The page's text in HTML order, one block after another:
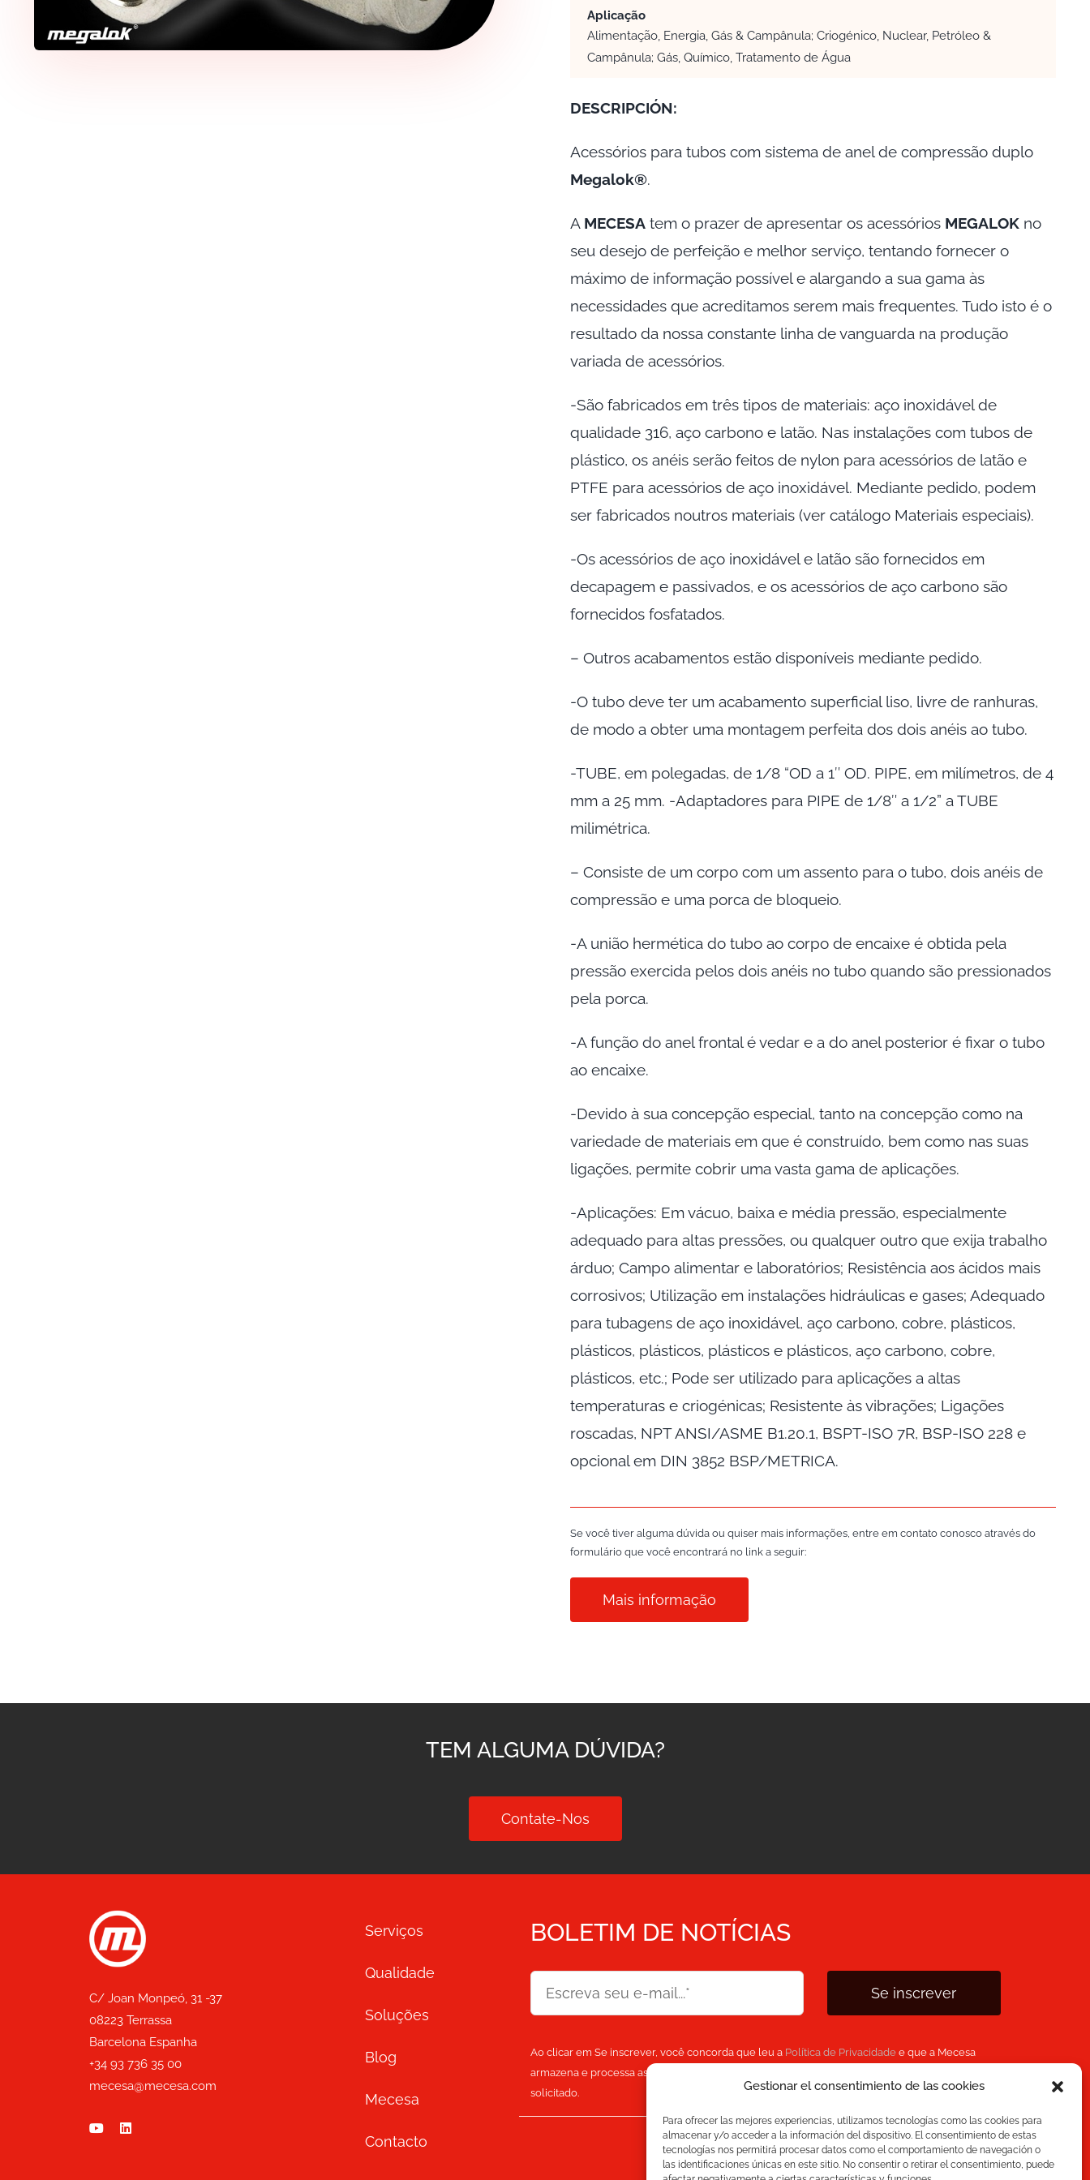
Gestionar el consentimiento de las cookies
Para ofrecer las mejores experiencias, utilizamos tecnologías como las cookies para
almacenar y/o acceder a la información del dispositivo. El consentimiento de estas
tecnologías nos permitirá procesar datos como el comportamiento de navegación o
las identificaciones únicas en este sitio. No consentir o retirar el consentimiento, puede
Aplicação
Alimentação, Energia, Gás & Campânula; Criogénico, Nuclear, Petróleo &
Campânula; Gás, Químico, Tratamento de Água
DESCRIPCIÓN:
Acessórios para tubos com sistema de anel de compressão duplo
Megalok®.
A MECESA tem o prazer de apresentar os acessórios MEGALOK no
seu desejo de perfeição e melhor serviço, tentando fornecer o
máximo de informação possível e alargando a sua gama às
necessidades que acreditamos serem mais frequentes. Tudo isto é o
resultado da nossa constante linha de vanguarda na produção
variada de acessórios.
-São fabricados em três tipos de materiais: aço inoxidável de
qualidade 316, aço carbono e latão. Nas instalações com tubos de
plástico, os anéis serão feitos de nylon para acessórios de latão e
PTFE para acessórios de aço inoxidável. Mediante pedido, podem
ser fabricados noutros materiais (ver catálogo Materiais especiais).
-Os acessórios de aço inoxidável e latão são fornecidos em
decapagem e passivados, e os acessórios de aço carbono são
fornecidos fosfatados.
– Outros acabamentos estão disponíveis mediante pedido.
-O tubo deve ter um acabamento superficial liso, livre de ranhuras,
de modo a obter uma montagem perfeita dos dois anéis ao tubo.
-TUBE, em polegadas, de 1/8 “OD a 1″ OD. PIPE, em milímetros, de 4
mm a 25 mm. -Adaptadores para PIPE de 1/8″ a 1/2” a TUBE
milimétrica.
– Consiste de um corpo com um assento para o tubo, dois anéis de
compressão e uma porca de bloqueio.
-A união hermética do tubo ao corpo de encaixe é obtida pela
pressão exercida pelos dois anéis no tubo quando são pressionados
pela porca.
-A função do anel frontal é vedar e a do anel posterior é fixar o tubo
ao encaixe.
-Devido à sua concepção especial, tanto na concepção como na
variedade de materiais em que é construído, bem como nas suas
ligações, permite cobrir uma vasta gama de aplicações.
-Aplicações: Em vácuo, baixa e média pressão, especialmente
adequado para altas pressões, ou qualquer outro que exija trabalho
árduo; Campo alimentar e laboratórios; Resistência aos ácidos mais
corrosivos; Utilização em instalações hidráulicas e gases; Adequado
para tubagens de aço inoxidável, aço carbono, cobre, plásticos,
plásticos, plásticos, plásticos e plásticos, aço carbono, cobre,
plásticos, etc.; Pode ser utilizado para aplicações a altas
temperaturas e criogénicas; Resistente às vibrações; Ligações
roscadas, NPT ANSI/ASME B1.20.1, BSPT-ISO 7R, BSP-ISO 228 e
opcional em DIN 3852 BSP/METRICA.
Se você tiver alguma dúvida ou quiser mais informações, entre em contato conosco através do
formulário que você encontrará no link a seguir:
Mais informação
TEM ALGUMA DÚVIDA?
Contate-Nos
C/ Joan Monpeó, 31 -37
08223 Terrassa
Barcelona Espanha
+34 93 736 35 00
mecesa@mecesa.com
Serviços
Qualidade
Soluções
Blog
Mecesa
Contacto
BOLETIM DE NOTÍCIAS
Se inscrever
Ao clicar em Se inscrever, você concorda que leu a Política de Privacidadee que a Mecesa
armazena e processa as informações pessoais fornecidas acima para fornecer o conteúdo
solicitado.